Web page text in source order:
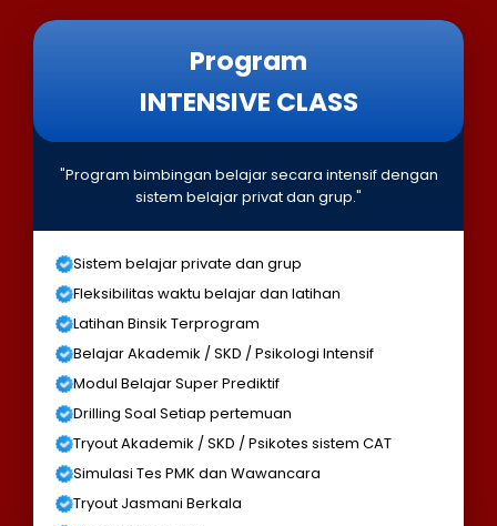
Program
INTENSIVE CLASS
"Program bimbingan belajar secara intensif dengan
sistem belajar privat dan grup."
Sistem belajar private dan grup
Fleksibilitas waktu belajar dan latihan
Latihan Binsik Terprogram
Belajar Akademik / SKD / Psikologi Intensif
Modul Belajar Super Prediktif
Drilling Soal Setiap pertemuan
Tryout Akademik / SKD / Psikotes sistem CAT
Simulasi Tes PMK dan Wawancara
Tryout Jasmani Berkala